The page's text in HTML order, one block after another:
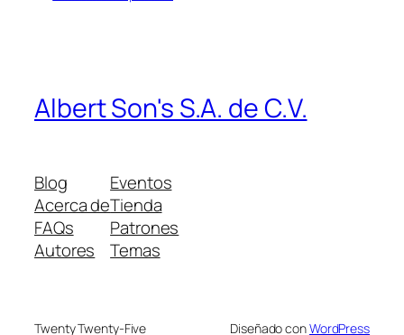
Albert Son's S.A. de C.V.
Blog
Acerca de
FAQs
Autores
Eventos
Tienda
Patrones
Temas
Twenty Twenty-Five Diseñado conWordPress